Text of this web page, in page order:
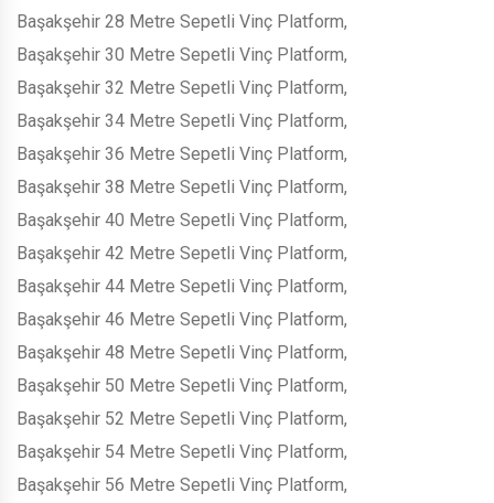
Başakşehir 28 Metre Sepetli Vinç Platform,
Başakşehir 30 Metre Sepetli Vinç Platform,
Başakşehir 32 Metre Sepetli Vinç Platform,
Başakşehir 34 Metre Sepetli Vinç Platform,
Başakşehir 36 Metre Sepetli Vinç Platform,
Başakşehir 38 Metre Sepetli Vinç Platform,
Başakşehir 40 Metre Sepetli Vinç Platform,
Başakşehir 42 Metre Sepetli Vinç Platform,
Başakşehir 44 Metre Sepetli Vinç Platform,
Başakşehir 46 Metre Sepetli Vinç Platform,
Başakşehir 48 Metre Sepetli Vinç Platform,
Başakşehir 50 Metre Sepetli Vinç Platform,
Başakşehir 52 Metre Sepetli Vinç Platform,
Başakşehir 54 Metre Sepetli Vinç Platform,
Başakşehir 56 Metre Sepetli Vinç Platform,